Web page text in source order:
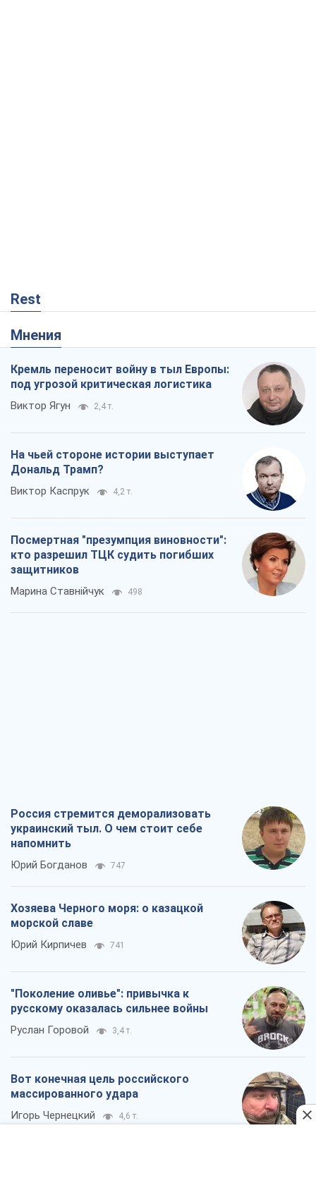
Rest
Мнения
Кремль переносит войну в тыл Европы:
под угрозой критическая логистика
Виктор Ягун 2,4 т.
На чьей стороне истории выступает
Дональд Трамп?
Виктор Каспрук 4,2 т.
Посмертная "презумпция виновности":
кто разрешил ТЦК судить погибших
защитников
Марина Ставнійчук 498
Россия стремится деморализовать
украинский тыл. О чем стоит себе
напомнить
Юрий Богданов 747
Хозяева Черного моря: о казацкой
морской славе
Юрий Кирпичев 741
"Поколение оливье": привычка к
русскому оказалась сильнее войны
Руслан Горовой 3,4 т.
Вот конечная цель российского
массированного удара
Игорь Чернецкий 4,6 т.